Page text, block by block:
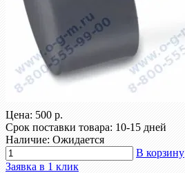
Цена: 500 р.
Срок поставки товара: 10-15 дней
Наличие: Ожидается
В корзину
Заявка в 1 клик